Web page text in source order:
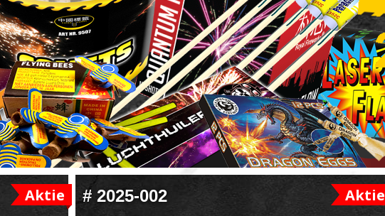
Aktie # 2025-002 Aktie